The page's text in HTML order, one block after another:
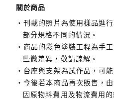
關於商品
刊載的照片為使用樣品進
部分規格不同的情況。
商品的彩色塗裝工程為手
些微差異，敬請諒解。
台座與支架為試作品，可
今後若本商品再次販售，
因原物料費用及物流費用